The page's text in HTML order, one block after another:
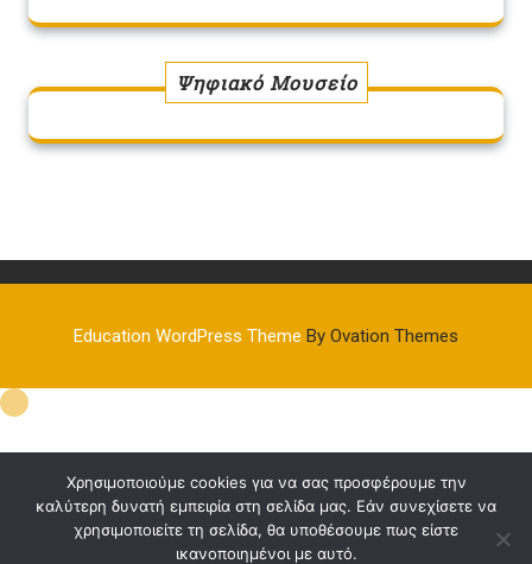
Ψηφιακό Μουσείο
Education WordPress Theme By Ovation Themes
Χρησιμοποιούμε cookies για να σας προσφέρουμε την
καλύτερη δυνατή εμπειρία στη σελίδα μας. Εάν συνεχίσετε να
χρησιμοποιείτε τη σελίδα, θα υποθέσουμε πως είστε
ικανοποιημένοι με αυτό.